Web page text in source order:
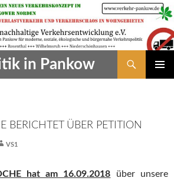
in Pankow
BERICHTET ÜBER PETITION
VS1
hat am 16.09.2018 über unsere